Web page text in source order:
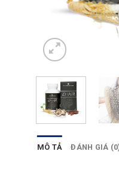
MÔ TẢ ĐÁNH GIÁ